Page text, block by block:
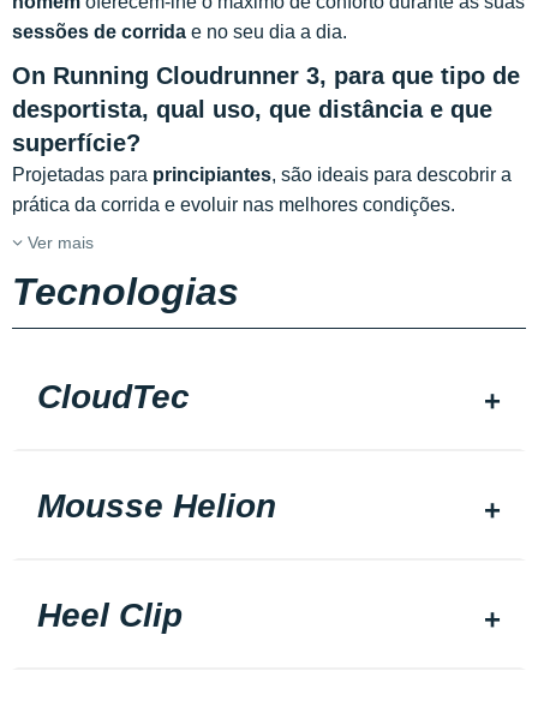
sessões de corrida e no seu dia a dia.
On Running Cloudrunner 3, para que tipo de
desportista, qual uso, que distância e que
superfície?
Projetadas para principiantes, são ideais para descobrir a
prática da corrida e evoluir nas melhores condições.
Ver mais
Tecnologias
CloudTec
Mousse Helion
Heel Clip